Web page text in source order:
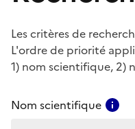
Les critères de
L'ordre de priorité
1) nom scientifique, 2)
Nom scientifique